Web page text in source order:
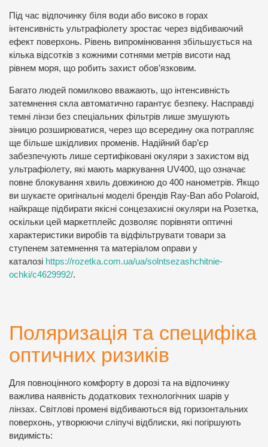
Під час відпочинку біля води або високо в горах
інтенсивність ультрафіолету зростає через відбиваючий
ефект поверхонь. Рівень випромінювання збільшується на
кілька відсотків з кожними сотнями метрів висоти над
рівнем моря, що робить захист обов’язковим.
Багато людей помилково вважають, що інтенсивність
затемнення скла автоматично гарантує безпеку. Насправді
темні лінзи без спеціальних фільтрів лише змушують
зіницю розширюватися, через що всередину ока потрапляє
ще більше шкідливих променів. Надійний бар’єр
забезпечують лише сертифіковані окуляри з захистом від
ультрафіолету, які мають маркування UV400, що означає
повне блокування хвиль довжиною до 400 нанометрів. Якщо
ви шукаєте оригінальні моделі брендів Ray-Ban або Polaroid,
найкраще підбирати якісні сонцезахисні окуляри на Розетка,
оскільки цей маркетплейс дозволяє порівняти оптичні
характеристики виробів та відфільтрувати товари за
ступенем затемнення та матеріалом оправи у
каталозі https://rozetka.com.ua/ua/solntsezashchitnie-
ochki/c4629992/.
Поляризація та специфіка
оптичних ризиків
Для повноцінного комфорту в дорозі та на відпочинку
важлива наявність додаткових технологічних шарів у
лінзах. Світлові промені відбиваються від горизонтальних
поверхонь, утворюючи сліпучі відблиски, які погіршують
видимість: